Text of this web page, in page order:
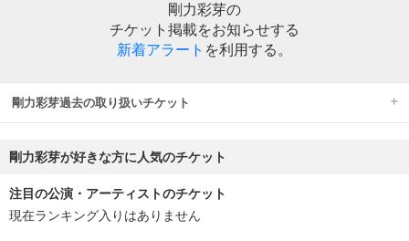
剛力彩芽の
チケット掲載をお知らせする
新着アラート を利用する。
剛力彩芽過去の取り扱いチケット
剛力彩芽が好きな方に人気のチケット
注目の公演・アーティストのチケット
現在ランキング入りはありません